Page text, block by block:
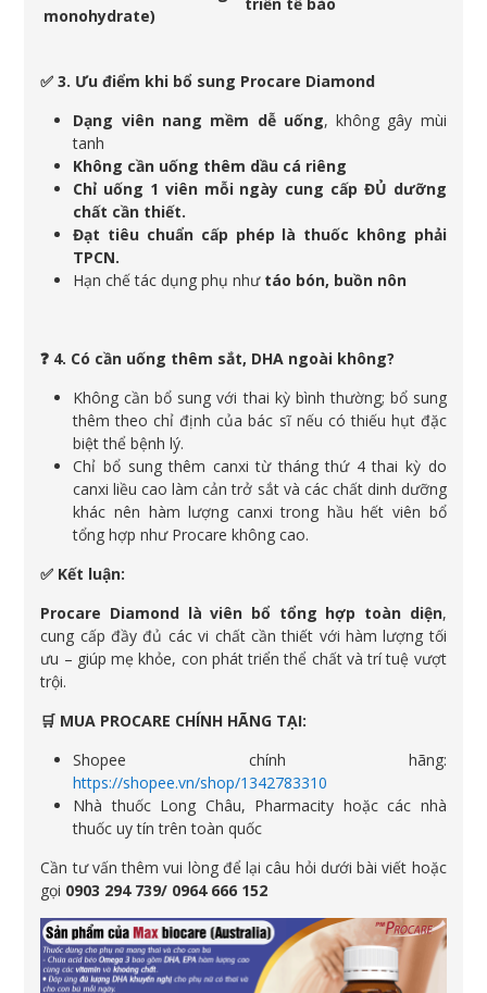
monohydrate)
✅ 3. Ưu điểm khi bổ sung Procare Diamond
Dạng viên nang mềm dễ uống, không gây mùi
tanh
Không cần uống thêm dầu cá riêng
Chỉ uống 1 viên mỗi ngày cung cấp ĐỦ dưỡng
chất cần thiết.
Đạt tiêu chuẩn cấp phép là thuốc không phải
TPCN.
Hạn chế tác dụng phụ như táo bón, buồn nôn
❓ 4. Có cần uống thêm sắt, DHA ngoài không?
Không cần bổ sung với thai kỳ bình thường; bổ sung
thêm theo chỉ định của bác sĩ nếu có thiếu hụt đặc
biệt thể bệnh lý.
Chỉ bổ sung thêm canxi từ tháng thứ 4 thai kỳ do
canxi liều cao làm cản trở sắt và các chất dinh dưỡng
khác nên hàm lượng canxi trong hầu hết viên bổ
tổng hợp như Procare không cao.
✅ Kết luận:
Procare Diamond là viên bổ tổng hợp toàn diện,
cung cấp đầy đủ các vi chất cần thiết với hàm lượng tối
ưu – giúp mẹ khỏe, con phát triển thể chất và trí tuệ vượt
trội.
🛒 MUA PROCARE CHÍNH HÃNG TẠI:
Shopee chính hãng:
https://shopee.vn/shop/1342783310
Nhà thuốc Long Châu, Pharmacity hoặc các nhà
thuốc uy tín trên toàn quốc
Cần tư vấn thêm vui lòng để lại câu hỏi dưới bài viết hoặc
gọi 0903 294 739/ 0964 666 152